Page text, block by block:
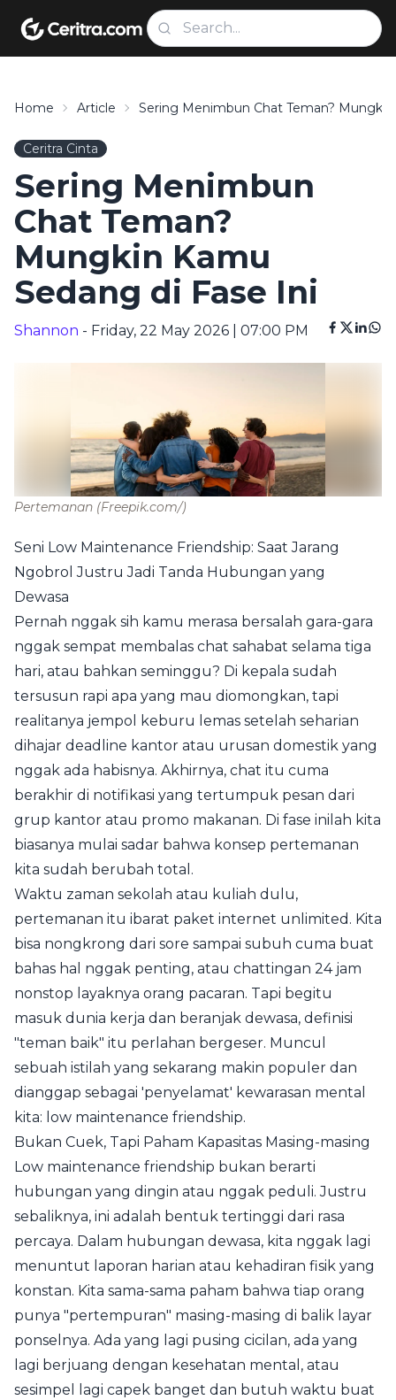
Home Article Sering Menimbun Chat Teman?
Ceritra Cinta
Sering Menimbun
Chat Teman?
Mungkin Kamu
Sedang di Fase Ini
Shannon - Friday, 22 May 2026 | 07:00 PM
Pertemanan (Freepik.com/)
Seni Low Maintenance Friendship: Saat Jarang
Ngobrol Justru Jadi Tanda Hubungan yang
Dewasa
Pernah nggak sih kamu merasa bersalah gara-gara
nggak sempat membalas chat sahabat selama tiga
hari, atau bahkan seminggu? Di kepala sudah
tersusun rapi apa yang mau diomongkan, tapi
realitanya jempol keburu lemas setelah seharian
dihajar deadline kantor atau urusan domestik yang
nggak ada habisnya. Akhirnya, chat itu cuma
berakhir di notifikasi yang tertumpuk pesan dari
grup kantor atau promo makanan. Di fase inilah kita
biasanya mulai sadar bahwa konsep pertemanan
kita sudah berubah total.
Waktu zaman sekolah atau kuliah dulu,
pertemanan itu ibarat paket internet unlimited. Kita
bisa nongkrong dari sore sampai subuh cuma buat
bahas hal nggak penting, atau chattingan 24 jam
nonstop layaknya orang pacaran. Tapi begitu
masuk dunia kerja dan beranjak dewasa, definisi
"teman baik" itu perlahan bergeser. Muncul
sebuah istilah yang sekarang makin populer dan
dianggap sebagai 'penyelamat' kewarasan mental
kita: low maintenance friendship.
Bukan Cuek, Tapi Paham Kapasitas Masing-masing
Low maintenance friendship bukan berarti
hubungan yang dingin atau nggak peduli. Justru
sebaliknya, ini adalah bentuk tertinggi dari rasa
percaya. Dalam hubungan dewasa, kita nggak lagi
menuntut laporan harian atau kehadiran fisik yang
konstan. Kita sama-sama paham bahwa tiap orang
punya "pertempuran" masing-masing di balik layar
ponselnya. Ada yang lagi pusing cicilan, ada yang
lagi berjuang dengan kesehatan mental, atau
sesimpel lagi capek banget dan butuh waktu buat